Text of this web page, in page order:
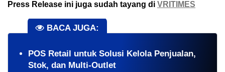
Press Release ini juga sudah tayang di VRITIMES
BACA JUGA:
POS Retail untuk Solusi Kelola Penjualan,
Stok, dan Multi-Outlet